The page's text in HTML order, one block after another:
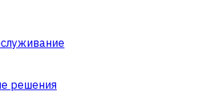
решения